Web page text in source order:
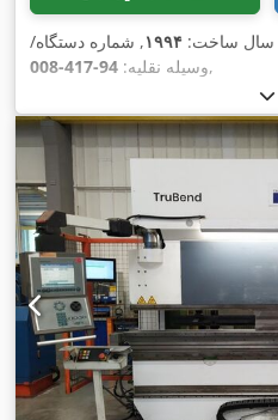
سال ساخت: ۱۹۹۴, شماره دستگاه/
وسیله نقلیه: 94-417-008 ,